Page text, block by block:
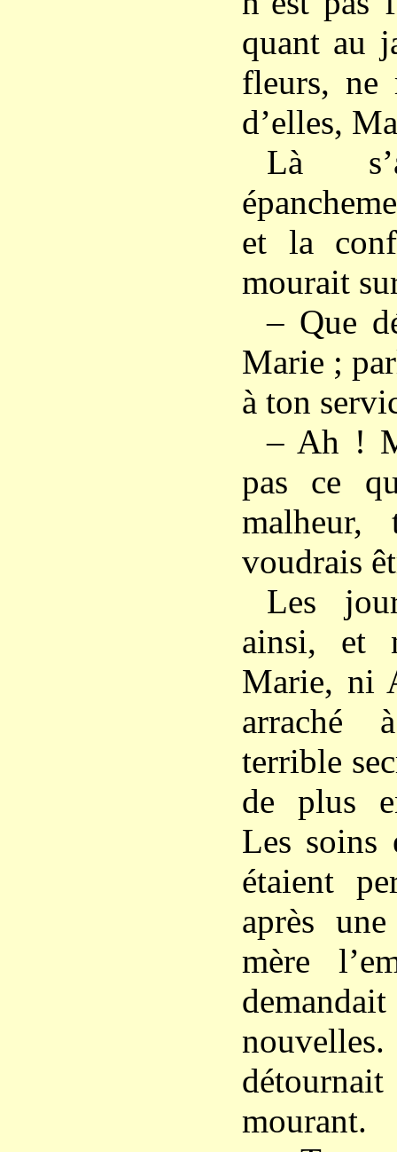
quant au
fleurs, ne
d’elles,
Là
et la
mourait
– Que
Marie ;
à ton
– Ah !
pas ce
voudrais
Les
ainsi, et
Marie, ni
arraché
terrible
de plus
Les soins
étaient
après
mère
mourant.